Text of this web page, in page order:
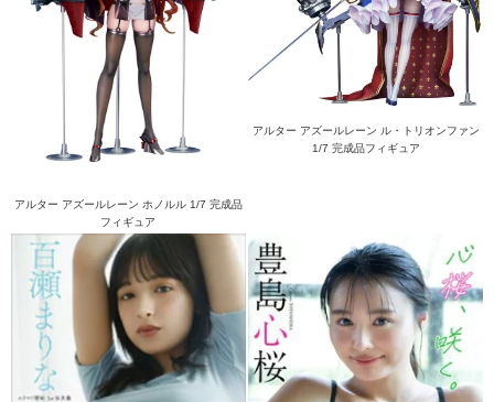
アルター アズールレーン ホノルル 1/7 完成品
フィギュア
アルター アズールレーン ル・トリオンファン
1/7 完成品フィギュア